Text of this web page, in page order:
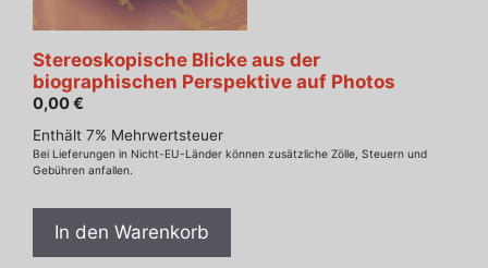
Stereoskopische Blicke aus der
biographischen Perspektive auf Photos
0,00€
Enthält 7% Mehrwertsteuer
Bei Lieferungen in Nicht-EU-Länder können zusätzliche Zölle, Steuern und
Gebühren anfallen.
In den Warenkorb